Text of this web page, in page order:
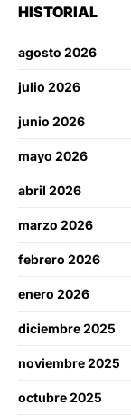
HISTORIAL
agosto 2026
julio 2026
junio 2026
mayo 2026
abril 2026
marzo 2026
febrero 2026
enero 2026
diciembre 2025
noviembre 2025
octubre 2025